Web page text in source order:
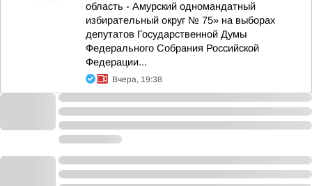
область - Амурский одномандатный
избирательный округ № 75» на выборах
депутатов Государственной Думы
Федерального Собрания Российской
Федерации...
Вчера, 19:38